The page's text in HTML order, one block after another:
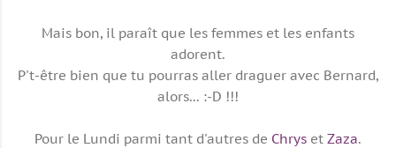
Mais bon, il paraît que les femmes et les enfants
adorent.
P't-être bien que tu pourras aller draguer avec Bernard,
alors... :-D !!!
Pour le Lundi parmi tant d'autres de Chrys et Zaza.